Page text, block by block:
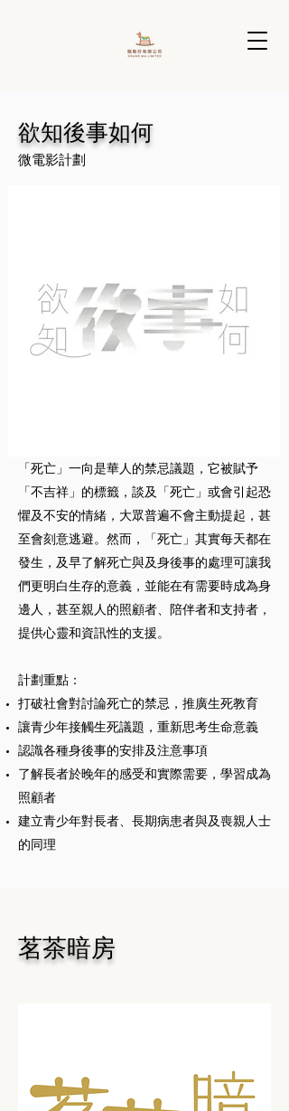
欲知後事如何
微電影計劃
「死亡」一向是華人的禁忌議題，它被賦予
「不吉祥」的標籤，談及「死亡」或會引起恐
懼及不安的情緒，大眾普遍不會主動提起，甚
至會刻意逃避。然而，「死亡」其實每天都在
發生，及早了解死亡與及身後事的處理可讓我
們更明白生存的意義，並能在有需要時成為身
邊人，甚至親人的照顧者、陪伴者和支持者，
提供心靈和資訊性的支援。
計劃重點：
打破社會對討論死亡的禁忌，推廣生死教育
讓青少年接觸生死議題，重新思考生命意義
認識各種身後事的安排及注意事項
了解長者於晚年的感受和實際需要，學習成為
照顧者
建立青少年對長者、長期病患者與及喪親人士
的同理
茗茶暗房